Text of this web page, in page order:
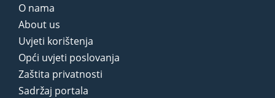
O nama
About us
Uvjeti korištenja
Opći uvjeti poslovanja
Zaštita privatnosti
Sadržaj portala